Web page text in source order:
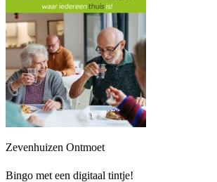
Zevenhuizen Ontmoet
Bingo met een digitaal tintje!